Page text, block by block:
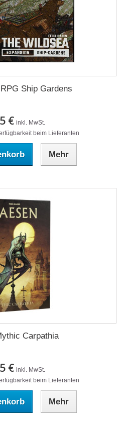
Ship Gardens
€ inkl. MwSt.
beim Lieferanten
Mehr
Carpathia
€ inkl. MwSt.
beim Lieferanten
Mehr